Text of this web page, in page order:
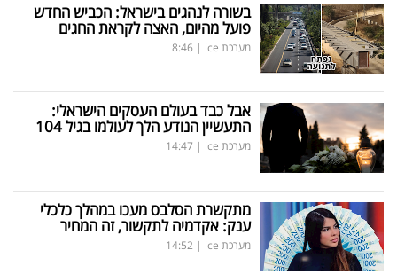
בשורה לנהגים בישראל: הכביש החדש
פועל מהיום, האצה לקראת החגים
מערכת ice |
8:46
אבל כבד בעולם העסקים הישראלי:
התעשיין הנודע הלך לעולמו בגיל 104
מערכת ice |
14:47
מתקשרת הסלבס מעכו במהלך כלכלי
ענק: אקדמיה לתקשור, זה המחיר
מערכת ice |
14:52